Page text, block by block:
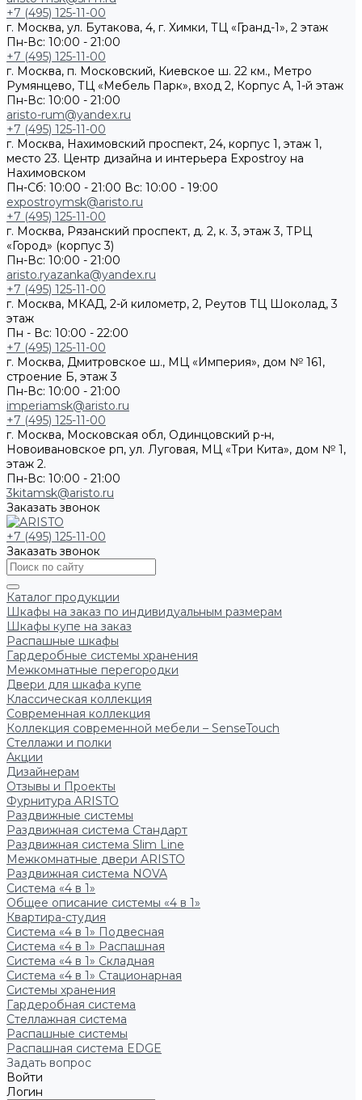
+7 (495) 125-11-00
г. Москва, ул. Бутакова, 4, г. Химки, ТЦ «Гранд-1», 2 этаж
Пн-Вс: 10:00 - 21:00
+7 (495) 125-11-00
г. Москва, п. Московский, Киевское ш. 22 км., Метро
Румянцево, ТЦ «Мебель Парк», вход 2, Корпус А, 1-й этаж
Пн-Вс: 10:00 - 21:00
aristo-rum@yandex.ru
+7 (495) 125-11-00
г. Москва, Нахимовский проспект, 24, корпус 1, этаж 1,
место 23. Центр дизайна и интерьера Expostroy на
Нахимовском
Пн-Сб: 10:00 - 21:00 Вс: 10:00 - 19:00
expostroymsk@aristo.ru
+7 (495) 125-11-00
г. Москва, Рязанский проспект, д. 2, к. 3, этаж 3, ТРЦ
«Город» (корпус 3)
Пн-Вс: 10:00 - 21:00
aristo.ryazanka@yandex.ru
+7 (495) 125-11-00
г. Москва, МКАД, 2-й километр, 2, Реутов ТЦ Шоколад, 3
этаж
Пн - Вс: 10:00 - 22:00
+7 (495) 125-11-00
г. Москва, Дмитровское ш., МЦ «Империя», дом № 161,
строение Б, этаж 3
Пн-Вс: 10:00 - 21:00
imperiamsk@aristo.ru
+7 (495) 125-11-00
г. Москва, Московская обл, Одинцовский р-н,
Новоивановское рп, ул. Луговая, МЦ «Три Кита», дом № 1,
этаж 2.
Пн-Вс: 10:00 - 21:00
3kitamsk@aristo.ru
Заказать звонок
+7 (495) 125-11-00
Заказать звонок
Каталог продукции
Шкафы на заказ по индивидуальным размерам
Шкафы купе на заказ
Распашные шкафы
Гардеробные системы хранения
Межкомнатные перегородки
Двери для шкафа купе
Классическая коллекция
Современная коллекция
Коллекция современной мебели – SenseTouch
Стеллажи и полки
Акции
Дизайнерам
Отзывы и Проекты
Фурнитура ARISTO
Раздвижные системы
Раздвижная система Стандарт
Раздвижная система Slim Line
Межкомнатные двери ARISTO
Раздвижная система NOVA
Система «4 в 1»
Общее описание системы «4 в 1»
Квартира-студия
Система «4 в 1» Подвесная
Система «4 в 1» Распашная
Система «4 в 1» Складная
Система «4 в 1» Стационарная
Системы хранения
Гардеробная система
Стеллажная система
Распашные системы
Распашная система EDGE
Задать вопрос
Войти
Логин